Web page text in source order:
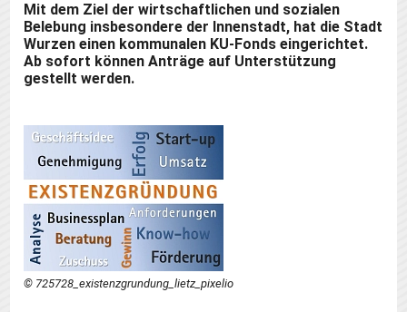
Mit dem Ziel der wirtschaftlichen und sozialen
Belebung insbesondere der Innenstadt, hat die Stadt
Wurzen einen kommunalen KU-Fonds eingerichtet.
Ab sofort können Anträge auf Unterstützung
gestellt werden.
© 725728_existenzgrundung_lietz_pixelio